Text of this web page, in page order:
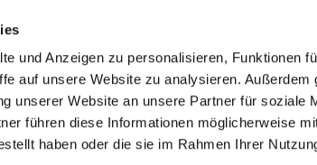
und Anzeigen zu personalisieren, Funktionen
auf unsere Website zu analysieren. Außerdem
unserer Website an unsere Partner für soziale
führen diese Informationen möglicherweise
haben oder die sie im Rahmen Ihrer
Kontakte
Ansprechpersonen zum Schutz vor
sexualisierter Gewalt